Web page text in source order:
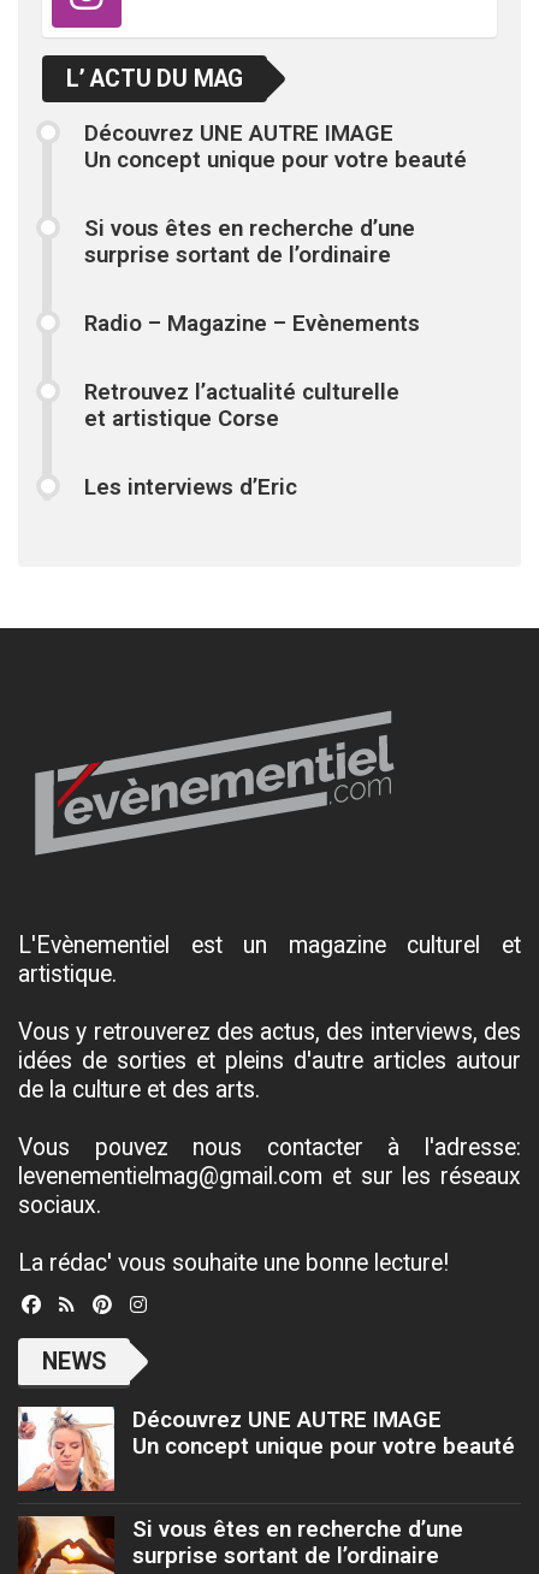
L’ ACTU DU MAG
Découvrez UNE AUTRE IMAGE
Un concept unique pour votre beauté
Si vous êtes en recherche d’une
surprise sortant de l’ordinaire
Radio – Magazine – Evènements
Retrouvez l’actualité culturelle
et artistique Corse
Les interviews d’Eric
L'Evènementiel est un magazine culturel et
artistique.
Vous y retrouverez des actus, des interviews, des
idées de sorties et pleins d'autre articles autour
de la culture et des arts.
Vous pouvez nous contacter à l'adresse:
levenementielmag@gmail.com et sur les réseaux
sociaux.
La rédac' vous souhaite une bonne lecture!
NEWS
Découvrez UNE AUTRE IMAGE
Un concept unique pour votre beauté
Si vous êtes en recherche d’une
surprise sortant de l’ordinaire